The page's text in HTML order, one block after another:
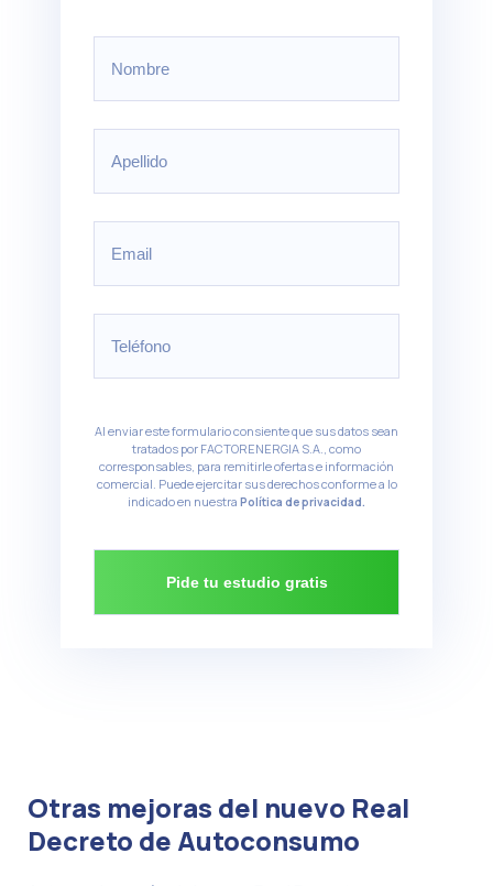
Al enviar este formulario consiente que sus datos sean
tratados por FACTORENERGIA S.A., como
corresponsables, para remitirle ofertas e información
comercial. Puede ejercitar sus derechos conforme a lo
indicado en nuestra Política de privacidad.
Otras mejoras del nuevo Real
Decreto de Autoconsumo